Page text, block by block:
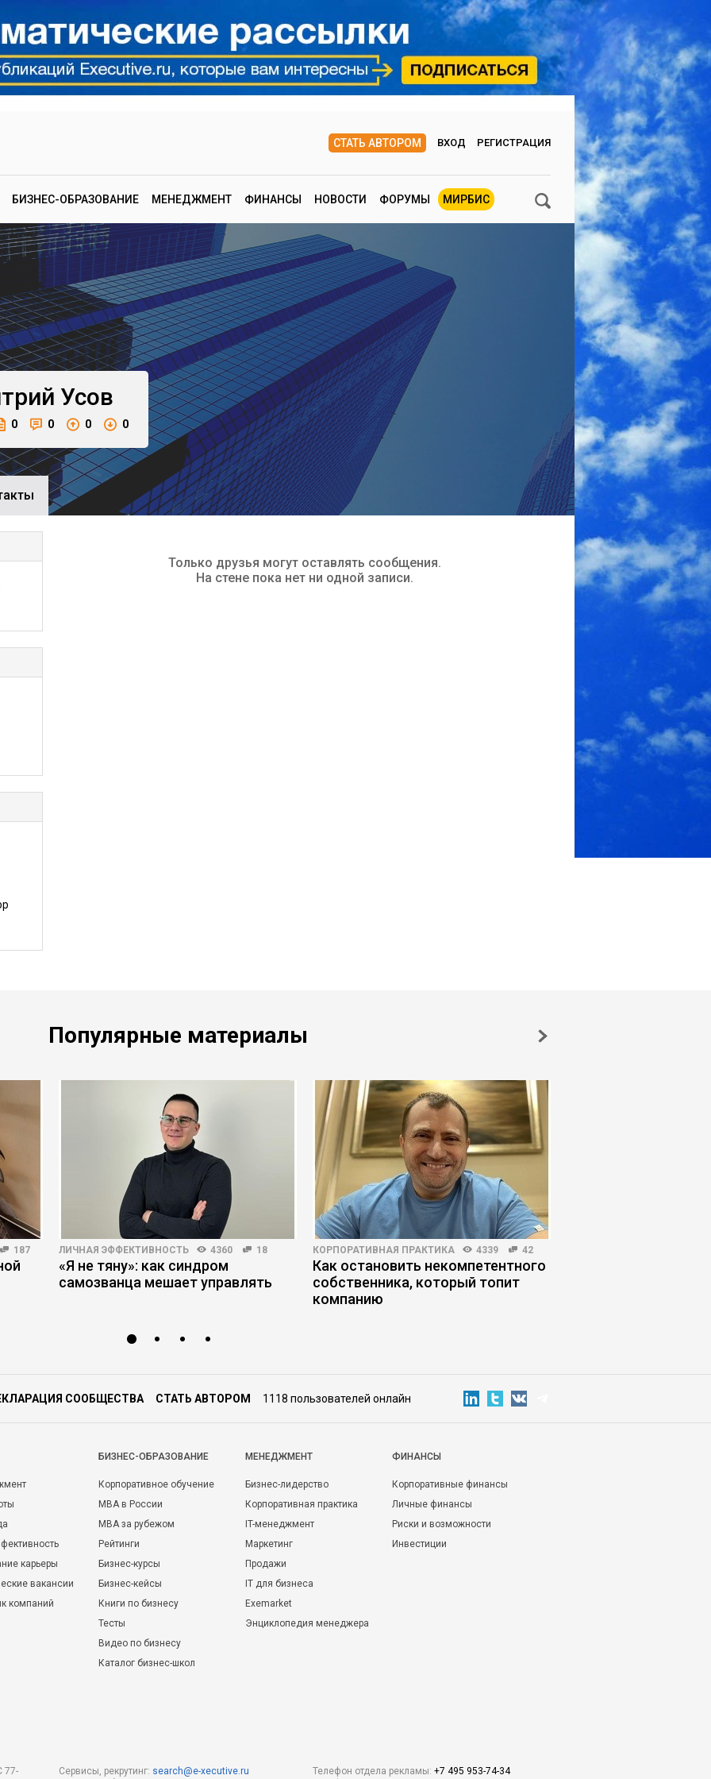
СТАТЬ АВТОРОМ ВХОД РЕГИСТРАЦИЯ
БИЗНЕС-ОБРАЗОВАНИЕ МЕНЕДЖМЕНТ ФИНАНСЫ НОВОСТИ ФОРУМЫ МИРБИС
Усов
0 0 0 0
Только друзья могут оставлять сообщения.
На стене пока нет ни одной записи.
Популярные материалы
187 ЛИЧНАЯ ЭФФЕКТИВНОСТЬ 4360 18
«Я не тяну»: как синдром
самозванца мешает управлять
КОРПОРАТИВНАЯ ПРАКТИКА 4339 42
Как остановить некомпетентного
собственника, который топит
компанию
СООБЩЕСТВА СТАТЬ АВТОРОМ 1118 пользователей онлайн
карьеры
вакансии
компаний
БИЗНЕС-ОБРАЗОВАНИЕ
Корпоративное обучение
MBA в России
MBA за рубежом
Рейтинги
Бизнес-курсы
Бизнес-кейсы
Книги по бизнесу
Тесты
Видео по бизнесу
Каталог бизнес-школ
МЕНЕДЖМЕНТ
Бизнес-лидерство
Корпоративная практика
IT-менеджмент
Маркетинг
Продажи
IT для бизнеса
Exemarket
Энциклопедия менеджера
ФИНАНСЫ
Корпоративные финансы
Личные финансы
Риски и возможности
Инвестиции
77-
Сервисы, рекрутинг: search@e-xecutive.ru
Телефон отдела рекламы: +7 495 953-74-34